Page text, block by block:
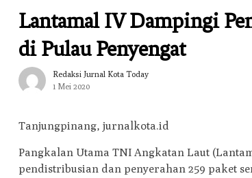
Lantamal IV Dampingi
di Pulau Penyengat
Redaksi Jurnal Kota Today
1 Mei 2020
Tanjungpinang, jurnalkota.id
Pangkalan Utama TNI Angkatan Laut
pendistribusian dan penyerahan 259 paket